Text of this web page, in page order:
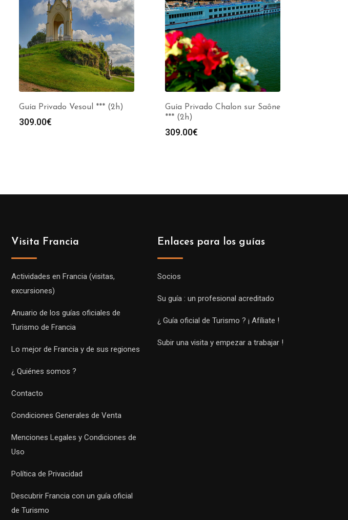
Guía Privado Vesoul *** (2h)
309.00€
Guía Privado Chalon sur Saône
*** (2h)
309.00€
Visita Francia
Actividades en Francia (visitas,
excursiones)
Anuario de los guías oficiales de
Turismo de Francia
Lo mejor de Francia y de sus regiones
¿ Quiénes somos ?
Contacto
Condiciones Generales de Venta
Menciones Legales y Condiciones de
Uso
Política de Privacidad
Descubrir Francia con un guía oficial
de Turismo
Enlaces para los guías
Socios
Su guía : un profesional acreditado
¿ Guía oficial de Turismo ? ¡ Afíliate !
Subir una visita y empezar a trabajar !